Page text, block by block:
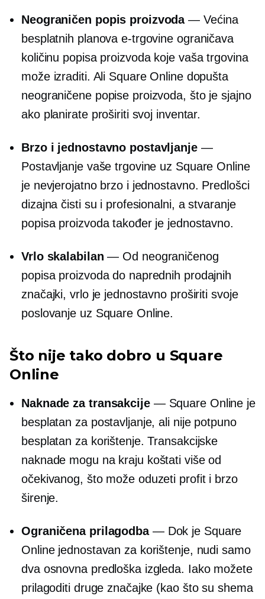
Neograničen popis proizvoda— Većina
besplatnih planova e-trgovine ograničava
količinu popisa proizvoda koje vaša trgovina
može izraditi. Ali Square Online dopušta
neograničene popise proizvoda, što je sjajno
ako planirate proširiti svoj inventar.
Brzo i jednostavno postavljanje—
Postavljanje vaše trgovine uz Square Online
je nevjerojatno brzo i jednostavno. Predlošci
dizajna čisti su i profesionalni, a stvaranje
popisa proizvoda također je jednostavno.
Vrlo skalabilan — Od neograničenog
popisa proizvoda do naprednih prodajnih
značajki, vrlo je jednostavno proširiti svoje
poslovanje uz Square Online.
Što nije tako dobro u Square
Online
Naknade za transakcije— Square Online je
besplatan za postavljanje, ali nije potpuno
besplatan za korištenje. Transakcijske
naknade mogu na kraju koštati više od
očekivanog, što može oduzeti profit i brzo
širenje.
Ograničena prilagodba— Dok je Square
Online jednostavan za korištenje, nudi samo
dva osnovna predloška izgleda. Iako možete
prilagoditi druge značajke (kao što su shema